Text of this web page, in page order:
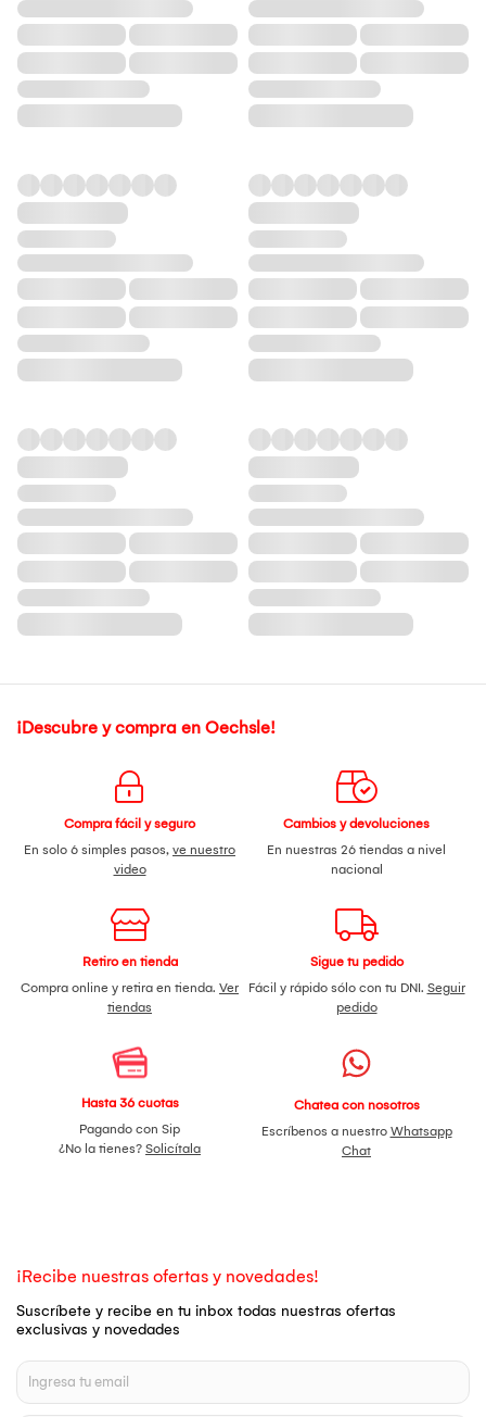
¡Descubre y compra en Oechsle!
Compra fácil y seguro
En solo 6 simples pasos, ve nuestro
video
Cambios y devoluciones
En nuestras 26 tiendas a nivel
nacional
Retiro en tienda
Compra online y retira en tienda. Ver
tiendas
Sigue tu pedido
Fácil y rápido sólo con tu DNI. Seguir
pedido
Hasta 36 cuotas
Pagando con Sip
¿No la tienes? Solicítala
Chatea con nosotros
Escríbenos a nuestro Whatsapp
Chat
¡Recibe nuestras ofertas y novedades!
Suscríbete y recibe en tu inbox todas nuestras ofertas
exclusivas y novedades